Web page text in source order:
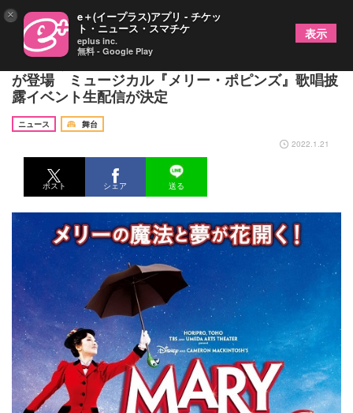
濱田めぐみ、笹本玲奈、大貫勇輔、小野田龍之介ら
が登場 ミュージカル『メリー・ポピンズ』歌唱披
露イベント生配信が決定
ニュース
舞台
2022.1.21
ポスト シェア 送る
× e＋(イープラス)アプリ - チケッ
ト・ニュース・スマチケ
eplus inc.
無料 - Google Play
表示